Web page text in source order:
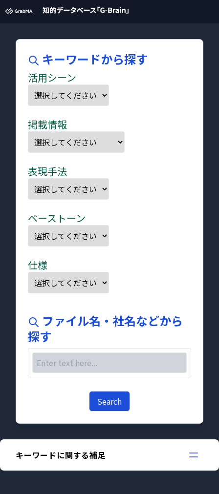
キーワードから探す
活用シーン
掲載情報
表現手法
ベーストーン
仕様
ファイル名・社名などから
探す
Search
キーワードに関する補足